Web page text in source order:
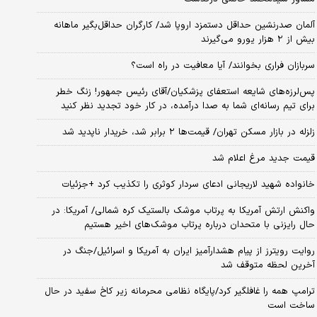
آلمان صدرنشین حداقل دستمزد اروپا شد/ کارگران حداقل‌بگیر ماهانه
بیش از ۲ هزار یورو می‌گیرند
سربازان فراری بخوانند/ آیا معافیت در راه است؟
پس‌لرزه‌های شایعه استعفای پزشکیان/آقای رئیس جمهور! زنگ خطر
برای تیم رسانه‌ای شما به صدا درآمده، در کار خود تجدید نظر کنید
زلزله در بازار مسکن تهران/ قیمت‌ها ۲ برابر شد، خریدار ناپدید شد
قیمت جدید مرغ اعلام شد
خانواده شهید لاریجانی ادعای سردار کوثری را تکذیب کرد +جزئیات
واکنش ارتش آمریکا به پرتاب موشک بالستیک کره شمالی/ آمریکا: در
حال رایزنی با متحدان درباره پرتاب موشک‌های اخیر هستیم
روایت رویترز از پیام هشدارآمیز ایران به آمریکا و اسرائیل/جنگ در
آخرین لحظه متوقف شد
ترامپ همه را غافلگیر کرد/پایگاه نظامی محرمانه زیر کاخ سفید در حال
ساخت است